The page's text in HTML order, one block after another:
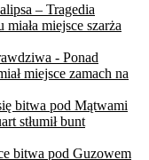
– Tragedia
miejsce szarża
- Ponad
miejsce zamach na
bitwa pod Mątwami
stłumił bunt
bitwa pod Guzowem